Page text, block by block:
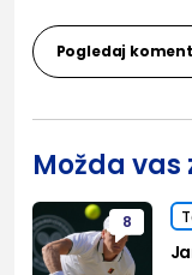
Pogledaj
Možda vas
8